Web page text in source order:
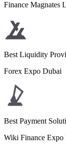
Finance Magnates
Best Liquidity
Forex Expo Dubai
Best Payment
Wiki Finance Expo